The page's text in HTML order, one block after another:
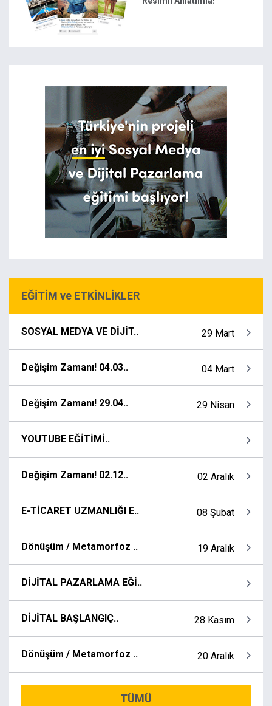
EĞİTİM ve ETKİNLİKLER
SOSYAL MEDYA VE DİJİT.. 29 Mart
Değişim Zamanı! 04.03.. 04 Mart
Değişim Zamanı! 29.04.. 29 Nisan
YOUTUBE EĞİTİMİ..
Değişim Zamanı! 02.12.. 02 Aralık
E-TİCARET UZMANLIĞI E.. 08 Şubat
Dönüşüm / Metamorfoz .. 19 Aralık
DİJİTAL PAZARLAMA EĞİ..
DİJİTAL BAŞLANGIÇ.. 28 Kasım
Dönüşüm / Metamorfoz .. 20 Aralık
TÜMÜ